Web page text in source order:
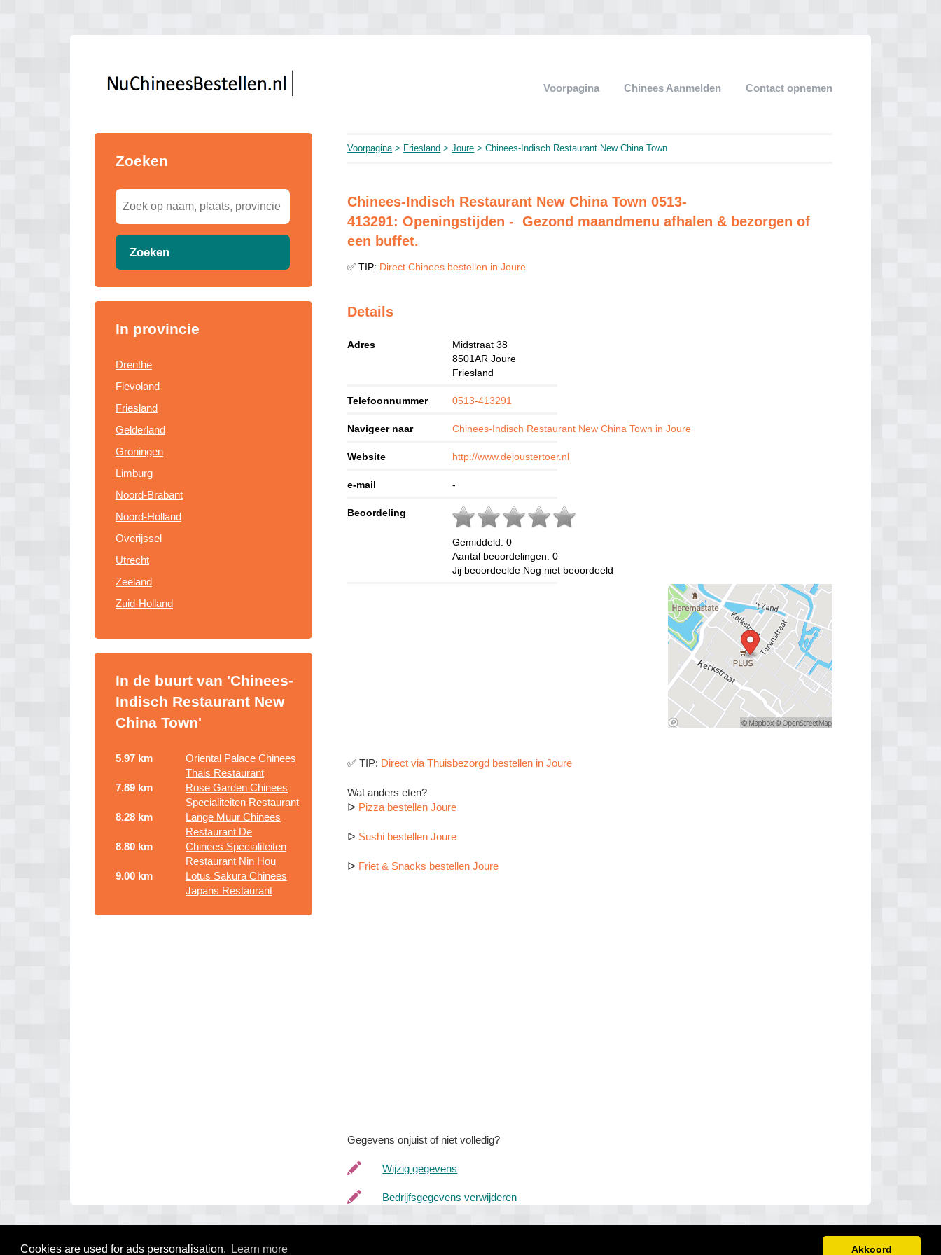
Cookies are used for ads personalisation. Learn more Akkoord
Voorpagina Chinees Aanmelden Contact opnemen
Zoeken
Zoeken
In provincie
Drenthe
Flevoland
Friesland
Gelderland
Groningen
Limburg
Noord-Brabant
Noord-Holland
Overijssel
Utrecht
Zeeland
Zuid-Holland
In de buurt van 'Chinees-
Indisch Restaurant New
China Town'
5.97 km
Oriental Palace Chinees
Thais Restaurant
7.89 km
Rose Garden Chinees
Specialiteiten Restaurant
8.28 km
Lange Muur Chinees
Restaurant De
8.80 km
Chinees Specialiteiten
Restaurant Nin Hou
9.00 km
Lotus Sakura Chinees
Japans Restaurant
Voorpagina> Friesland >Joure > Chinees-Indisch Restaurant New China Town
Chinees-Indisch Restaurant New China Town 0513-
413291: Openingstijden - Gezond maandmenu afhalen & bezorgen of
een buffet.
✅ TIP: Direct Chinees bestellen in Joure
Details
Adres
Midstraat 38
8501AR Joure
Friesland
Telefoonnummer 0513-413291
Navigeer naar Chinees-Indisch Restaurant New China Town in Joure
Website http://www.dejoustertoer.nl
e-mail -
Beoordeling
Gemiddeld:0
Aantal beoordelingen:0
Jij beoordeelde Nog niet beoordeeld
✅ TIP: Direct via Thuisbezorgd bestellen in Joure
Wat anders eten?
ᐅ Pizza bestellen Joure
ᐅ Sushi bestellen Joure
ᐅ Friet & Snacks bestellen Joure
Gegevens onjuist of niet volledig?
Wijzig gegevens
Bedrijfsgegevens verwijderen